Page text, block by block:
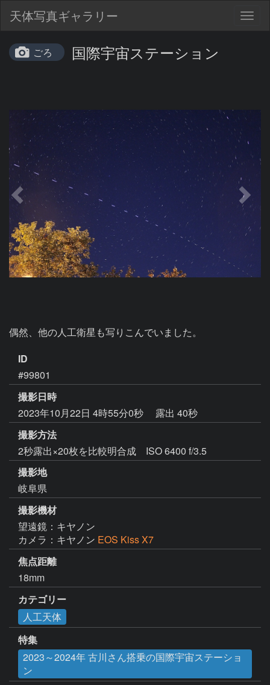
天体写真ギャラリー
ごろ 国際宇宙ステーション
偶然、他の人工衛星も写りこんでいました。
ID
#99801
撮影日時
2023年10月22日 4時55分0秒
露出 40秒
撮影方法
2秒露出×20枚を比較明合成 ISO 6400 f/3.5
撮影地
岐阜県
撮影機材
望遠鏡：キヤノン
カメラ：キヤノン EOS Kiss X7
焦点距離
18mm
カテゴリー
人工天体
特集
2023～2024年 古川さん搭乗の国際宇宙ステーショ
ン